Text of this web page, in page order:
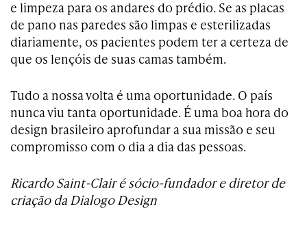
e limpeza para os andares do prédio. Se as placas
de pano nas paredes são limpas e esterilizadas
diariamente, os pacientes podem ter a certeza de
que os lençóis de suas camas também.
Tudo a nossa volta é uma oportunidade. O país
nunca viu tanta oportunidade. É uma boa hora do
design brasileiro aprofundar a sua missão e seu
compromisso com o dia a dia das pessoas.
Ricardo Saint-Clair é sócio-fundador e diretor de
criação da Dialogo Design